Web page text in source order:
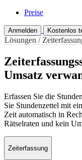
Preise
Anmelden Kostenlos
Lösungen /
Umsatz
Erfassen Sie die
Sie Stundenzettel mit
Zeit automatisch in
Rätselraten und kein
Zeiterfassung